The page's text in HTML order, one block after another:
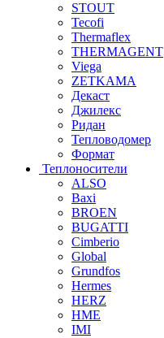
STOUT
Tecofi
Thermaflex
THERMAGENT
Viega
ZETKAMA
Декаст
Джилекс
Ридан
Тепловодомер
Формат
Теплоносители
ALSO
Baxi
BROEN
BUGATTI
Cimberio
Global
Grundfos
Hermes
HERZ
HME
IMI